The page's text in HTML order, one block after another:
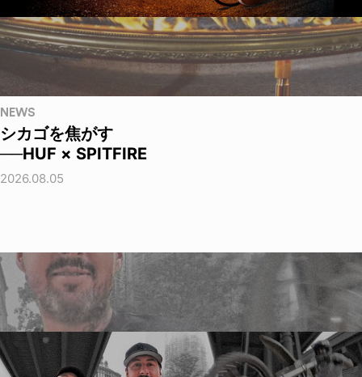
NEWS
シカゴを焦がす
──HUF × SPITFIRE
2026.08.05